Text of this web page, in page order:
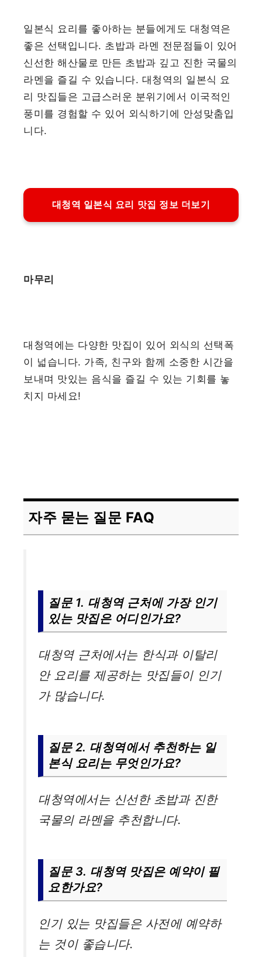
일본식 요리를 좋아하는 분들에게도 대청역은
좋은 선택입니다. 초밥과 라멘 전문점들이 있어
신선한 해산물로 만든 초밥과 깊고 진한 국물의
라멘을 즐길 수 있습니다. 대청역의 일본식 요
리 맛집들은 고급스러운 분위기에서 이국적인
풍미를 경험할 수 있어 외식하기에 안성맞춤입
니다.
대청역 일본식 요리 맛집 정보 더보기
마무리
대청역에는 다양한 맛집이 있어 외식의 선택폭
이 넓습니다. 가족, 친구와 함께 소중한 시간을
보내며 맛있는 음식을 즐길 수 있는 기회를 놓
치지 마세요!
자주 묻는 질문 FAQ
질문 1. 대청역 근처에 가장 인기
있는 맛집은 어디인가요?
대청역 근처에서는 한식과 이탈리
안 요리를 제공하는 맛집들이 인기
가 많습니다.
질문 2. 대청역에서 추천하는 일
본식 요리는 무엇인가요?
대청역에서는 신선한 초밥과 진한
국물의 라멘을 추천합니다.
질문 3. 대청역 맛집은 예약이 필
요한가요?
인기 있는 맛집들은 사전에 예약하
는 것이 좋습니다.